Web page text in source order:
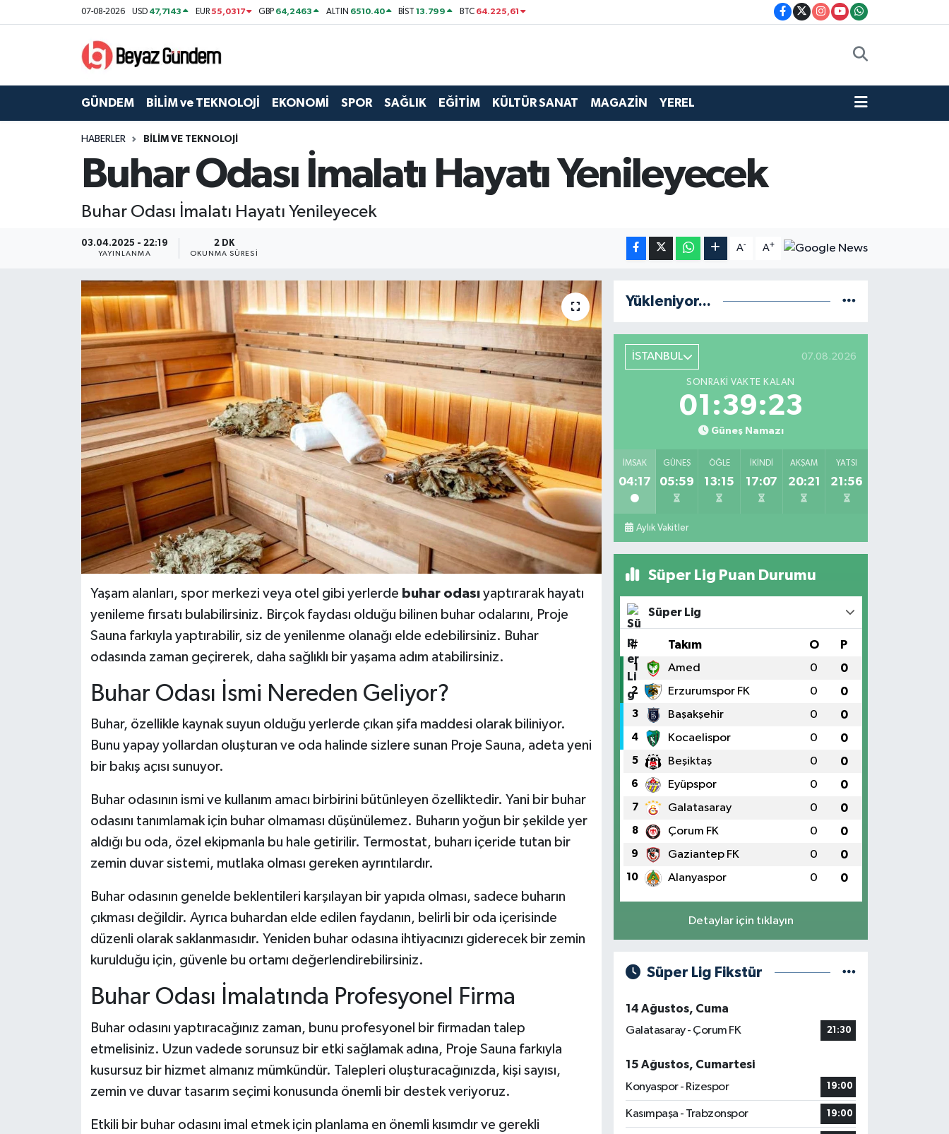
07-08-2026 USD 47,7143 EUR55,0317 GBP 64,2463 ALTIN 6510.40 BİST13.799 BTC 64.225,61
GÜNDEM BİLİM ve TEKNOLOJİ EKONOMİ SPOR SAĞLIK EĞİTİM KÜLTÜR SANAT MAGAZİN YEREL
HABERLER BİLİM VE TEKNOLOJİ
Buhar Odası İmalatı Hayatı Yenileyecek
Buhar Odası İmalatı Hayatı Yenileyecek
03.04.2025 - 22:19
YAYINLANMA
2 DK
OKUNMA SÜRESI
A- A+
Yaşam alanları, spor merkezi veya otel gibi yerlerde buhar odası yaptırarak hayatı
yenileme fırsatı bulabilirsiniz. Birçok faydası olduğu bilinen buhar odalarını, Proje
Sauna farkıyla yaptırabilir, siz de yenilenme olanağı elde edebilirsiniz. Buhar
odasında zaman geçirerek, daha sağlıklı bir yaşama adım atabilirsiniz.
Buhar Odası İsmi Nereden Geliyor?
Buhar, özellikle kaynak suyun olduğu yerlerde çıkan şifa maddesi olarak biliniyor.
Bunu yapay yollardan oluşturan ve oda halinde sizlere sunan Proje Sauna, adeta yeni
bir bakış açısı sunuyor.
Buhar odasının ismi ve kullanım amacı birbirini bütünleyen özelliktedir. Yani bir buhar
odasını tanımlamak için buhar olmaması düşünülemez. Buharın yoğun bir şekilde yer
aldığı bu oda, özel ekipmanla bu hale getirilir. Termostat, buharı içeride tutan bir
zemin duvar sistemi, mutlaka olması gereken ayrıntılardır.
Buhar odasının genelde beklentileri karşılayan bir yapıda olması, sadece buharın
çıkması değildir. Ayrıca buhardan elde edilen faydanın, belirli bir oda içerisinde
düzenli olarak saklanmasıdır. Yeniden buhar odasına ihtiyacınızı giderecek bir zemin
kurulduğu için, güvenle bu ortamı değerlendirebilirsiniz.
Buhar Odası İmalatında Profesyonel Firma
Buhar odasını yaptıracağınız zaman, bunu profesyonel bir firmadan talep
etmelisiniz. Uzun vadede sorunsuz bir etki sağlamak adına, Proje Sauna farkıyla
kusursuz bir hizmet almanız mümkündür. Talepleri oluşturacağınızda, kişi sayısı,
zemin ve duvar tasarım seçimi konusunda önemli bir destek veriyoruz.
Etkili bir buhar odasını imal etmek için planlama en önemli kısımdır ve gerekli
Yükleniyor...
İSTANBUL 07.08.2026
SONRAKI VAKTE KALAN
01:39:22
Güneş Namazı
İMSAK
04:17
GÜNEŞ
05:59
ÖĞLE
13:15
İKINDI
17:07
AKŞAM
20:21
YATSI
21:56
Aylık Vakitler
Süper Lig Puan Durumu
Süper Lig
# Takım O P
1 Amed 0 0
2 Erzurumspor FK 0 0
3 Başakşehir 0 0
4 Kocaelispor 0 0
5 Beşiktaş 0 0
6 Eyüpspor 0 0
7 Galatasaray 0 0
8 Çorum FK 0 0
9 Gaziantep FK 0 0
10 Alanyaspor 0 0
Detaylar için tıklayın
Süper Lig Fikstür
14 Ağustos, Cuma
Galatasaray - Çorum FK
21:30
15 Ağustos, Cumartesi
Konyaspor - Rizespor
19:00
Kasımpaşa - Trabzonspor 19:00
GÜNDEM
BİLİM ve TEKNOLOJİ
MAGAZİN
Hava Durumu
Trafik Durumu
Tüm Manşetler